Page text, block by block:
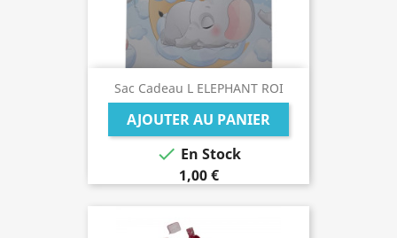
Sac Cadeau L ELEPHANT ROI
AJOUTER AU PANIER
 En Stock
1,00 €